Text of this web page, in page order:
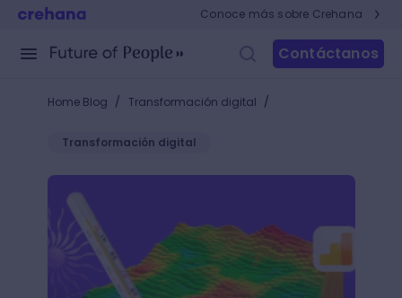
Conoce más sobre Crehana
Contáctanos
Home Blog / Transformación digital /
Transformación digital
¿Cómo hacer mapas de calor en Google